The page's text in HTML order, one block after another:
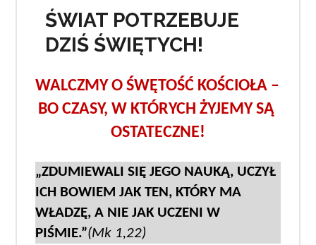
ŚWIAT POTRZEBUJE
DZIŚ ŚWIĘTYCH!
WALCZMY O ŚWĘTOŚĆ KOŚCIOŁA –
BO CZASY, W KTÓRYCH ŻYJEMY SĄ
OSTATECZNE!
„ZDUMIEWALI SIĘ JEGO NAUKĄ, UCZYŁ
ICH BOWIEM JAK TEN, KTÓRY MA
WŁADZĘ, A NIE JAK UCZENI W
PIŚMIE.”(Mk 1,22)